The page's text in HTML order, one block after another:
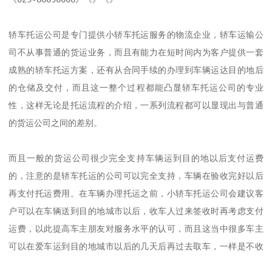
轿车托运公司是专门提供小轿车托运服务的物流企业，轿车运输公
司不从事普通的货运业务，而且有能力在短时间内为客户提供一套
成熟的轿车托运方案，还有从合同手续的办理到车辆运达目的地后
的仓储及交付，而且这一整个过程都能凸显轿车托运公司的专业
性，这样无论是托运流程的介绍，一系列流程都可以显现出与普通
的货运公司之间的差别。
而且一般的货运公司很少完全支持车辆运到目的地以后支付运费
的，注意的是轿车托运的公司可以完全支持，车辆在验收完好以后
再支付托运费用。在车辆办理托运之前，小轿车托运公司会建议客
户可以在车辆送到目的地城市以后，收车人过来签收时再考虑支付
运费，以此提高车主朋友对服务水平的认可，而且这当中很多车主
可以在爱车运到目的地城市以后的几天后再过去取车，一样是不收